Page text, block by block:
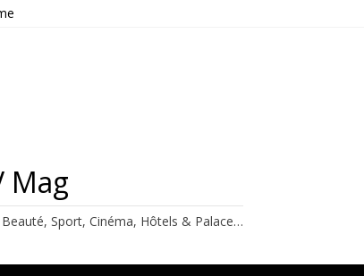
Mag
Sport, Cinéma, Hôtels & Palace…